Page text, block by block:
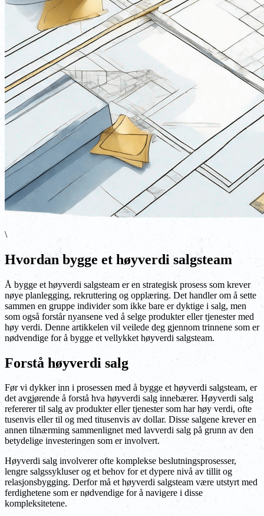
\
Hvordan bygge et høyverdi salgsteam
Å bygge et høyverdi salgsteam er en strategisk prosess som krever
nøye planlegging, rekruttering og opplæring. Det handler om å sette
sammen en gruppe individer som ikke bare er dyktige i salg, men
som også forstår nyansene ved å selge produkter eller tjenester med
høy verdi. Denne artikkelen vil veilede deg gjennom trinnene som er
nødvendige for å bygge et vellykket høyverdi salgsteam.
Forstå høyverdi salg
Før vi dykker inn i prosessen med å bygge et høyverdi salgsteam, er
det avgjørende å forstå hva høyverdi salg innebærer. Høyverdi salg
refererer til salg av produkter eller tjenester som har høy verdi, ofte
tusenvis eller til og med titusenvis av dollar. Disse salgene krever en
annen tilnærming sammenlignet med lavverdi salg på grunn av den
betydelige investeringen som er involvert.
Høyverdi salg involverer ofte komplekse beslutningsprosesser,
lengre salgssykluser og et behov for et dypere nivå av tillit og
relasjonsbygging. Derfor må et høyverdi salgsteam være utstyrt med
ferdighetene som er nødvendige for å navigere i disse
kompleksitetene.